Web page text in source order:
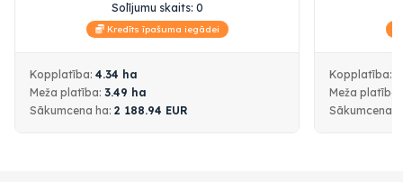
Solījumu skaits: 0
Kredīts īpašuma iegādei
Kopplatība: 4.34 ha
Meža platība: 3.49 ha
Sākumcena ha: 2 188.94 EUR
Kopplatība:
Meža platība:
Sākumcena